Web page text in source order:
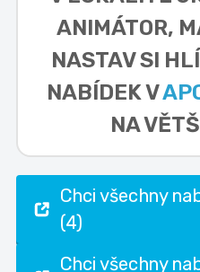
ANIMÁTOR,
NASTAV SI
NABÍDEK V
NA
Chci všechny
(4)
Chci všechny